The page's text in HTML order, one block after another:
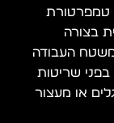
טמפרטורת
בצורה
העבודה
שריטות
אחורי מקביל עם 2 סרגלים או מעצור